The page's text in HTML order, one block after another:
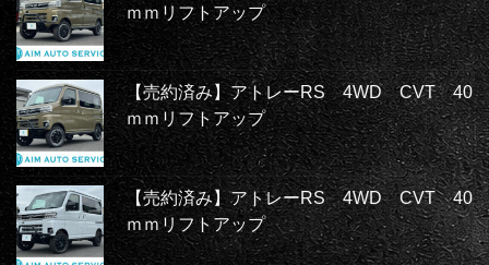
ｍｍリフトアップ
【売約済み】アトレーRS 4WD CVT 40
ｍｍリフトアップ
【売約済み】アトレーRS 4WD CVT 40
ｍｍリフトアップ